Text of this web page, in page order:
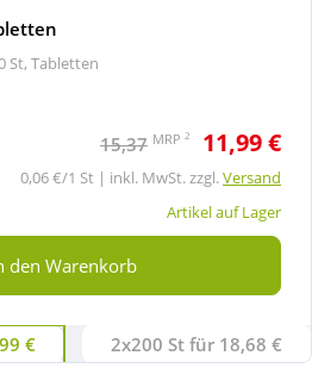
St, Tabletten
15,37 MRP 2 11,99 €
0,06 €/1 St | inkl. MwSt. zzgl.Versand
Artikel auf Lager
den Warenkorb
€ 2x200 St für 18,68 €